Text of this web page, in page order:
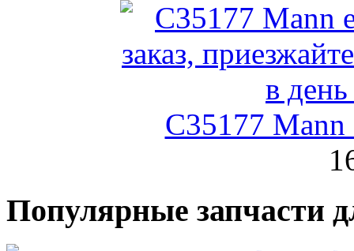
C35177
Популярные запчасти